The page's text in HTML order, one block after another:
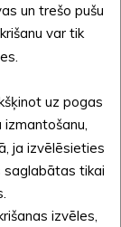
justos ērti un
domājot par
un
idejas un
un trešo pušu
var tik
uz pogas
izmantošanu,
ja izvēlēsieties
saglabātas tikai
izvēles,